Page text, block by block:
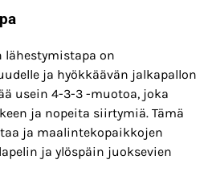
lähestymistapa on
ja hyökkäävän jalkapallon
usein 4-3-3 -muotoa, joka
ja nopeita siirtymiä. Tämä
ja maalintekopaikkojen
ja ylöspäin juoksevien